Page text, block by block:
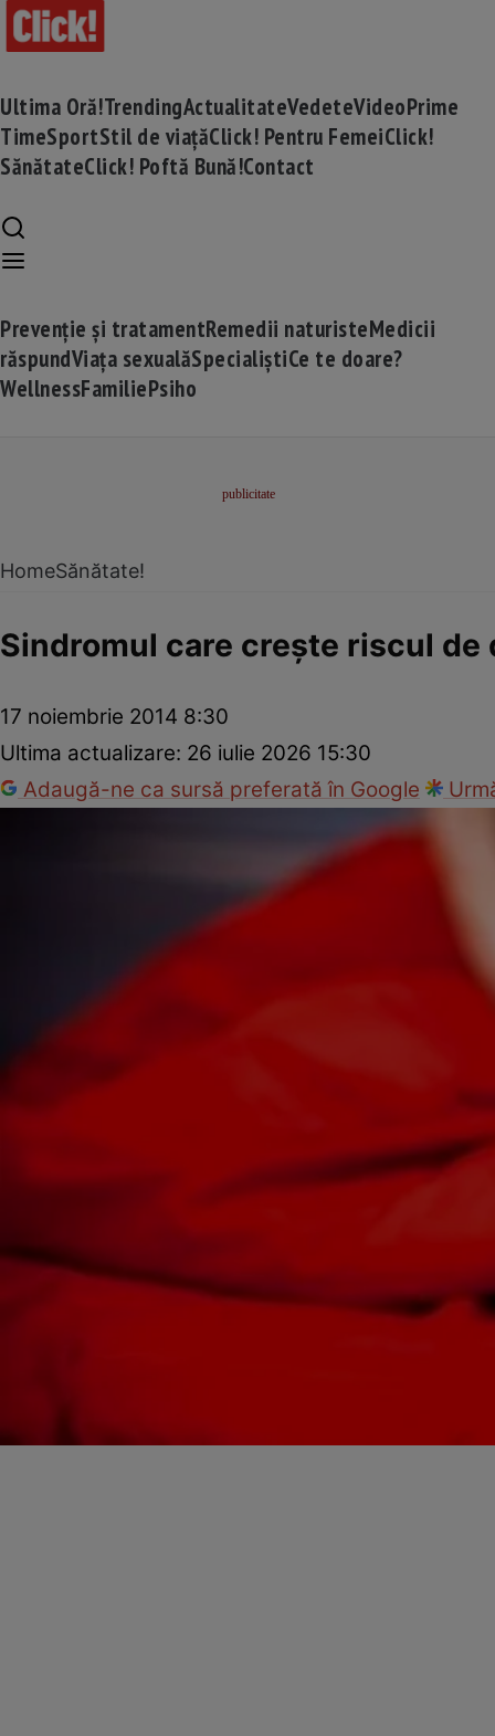
Ultima Oră!TrendingActualitateVedeteVideoPrime
TimeSportStil de viațăClick! Pentru FemeiClick!
SănătateClick! Poftă Bună!Contact
Prevenție și tratamentRemedii naturisteMedicii
răspundViața sexualăSpecialiștiCe te doare?
WellnessFamiliePsiho
HomeSănătate!
Sindromul care creşte riscul de
17 noiembrie 2014 8:30
Ultima actualizare: 26 iulie 2026 15:30
Adaugă-ne ca sursă preferată în Google